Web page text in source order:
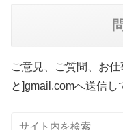
ご意見、ご質問、お
と]gmail.comへ送信